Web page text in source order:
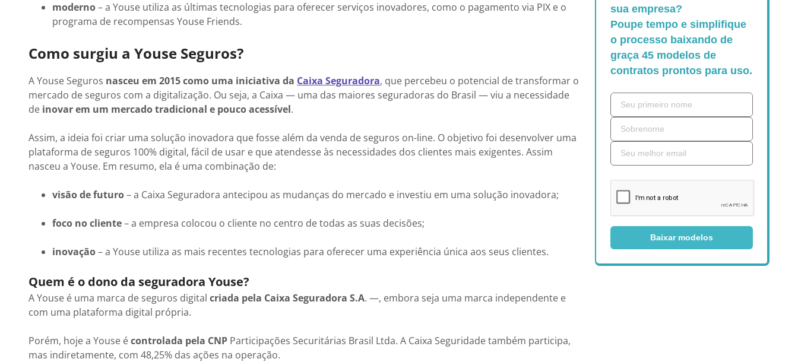
moderno– a Youse utiliza as últimas tecnologias para oferecer serviços inovadores, como o pagamento via PIX e o
programa de recompensas Youse Friends.
Como surgiu a Youse Seguros?
A Youse Seguros nasceu em 2015 como uma iniciativa da Caixa Seguradora, que percebeu o potencial de transformar o
mercado de seguros com a digitalização. Ou seja, a Caixa — uma das maiores seguradoras do Brasil — viu a necessidade
de inovar em um mercado tradicional e pouco acessível.
Assim, a ideia foi criar uma solução inovadora que fosse além da venda de seguros on-line. O objetivo foi desenvolver uma
plataforma de seguros 100% digital, fácil de usar e que atendesse às necessidades dos clientes mais exigentes. Assim
nasceu a Youse. Em resumo, ela é uma combinação de:
visão de futuro– a Caixa Seguradora antecipou as mudanças do mercado e investiu em uma solução inovadora;
foco no cliente– a empresa colocou o cliente no centro de todas as suas decisões;
inovação– a Youse utiliza as mais recentes tecnologias para oferecer uma experiência única aos seus clientes.
Quem é o dono da seguradora Youse?
A Youse é uma marca de seguros digital criada pela Caixa Seguradora S.A. —, embora seja uma marca independente e
com uma plataforma digital própria.
Porém, hoje a Youse écontrolada pela CNP Participações Securitárias Brasil Ltda. A Caixa Seguridade também participa,
mas indiretamente, com 48,25% das ações na operação.
sua empresa?
Poupe tempo e simplifique
o processo baixando de
graça 45 modelos de
contratos prontos para uso.
Baixar modelos